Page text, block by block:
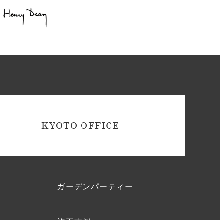
KYOTO OFFICE
ガーデンパーティー